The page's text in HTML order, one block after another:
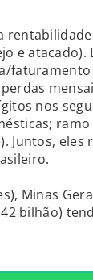
e
faturamento
nos
Juntos,
Minas
bilhão)